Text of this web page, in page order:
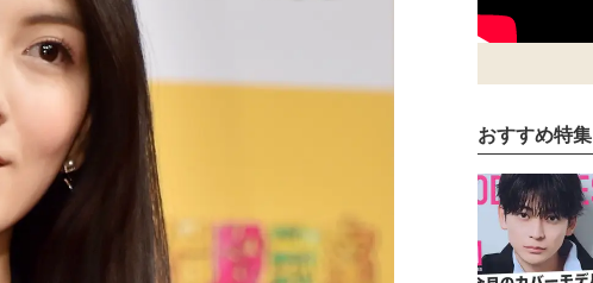
おすすめ特集